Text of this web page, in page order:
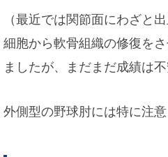
（最近では関節面にわざと
細胞から軟骨組織の修復を
ましたが、まだまだ成績は
外側型の野球肘には特に注意